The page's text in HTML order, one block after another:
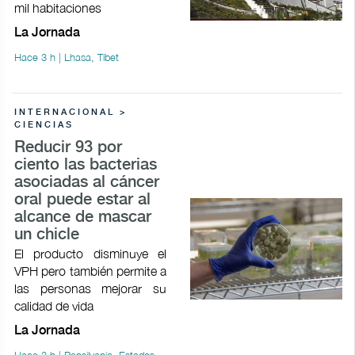
mil habitaciones
La Jornada
Hace 3 h | Lhasa, Tíbet
INTERNACIONAL >
CIENCIAS
Reducir 93 por
ciento las bacterias
asociadas al cáncer
oral puede estar al
alcance de mascar
un chicle
El producto disminuye el
VPH pero también permite a
las personas mejorar su
calidad de vida
La Jornada